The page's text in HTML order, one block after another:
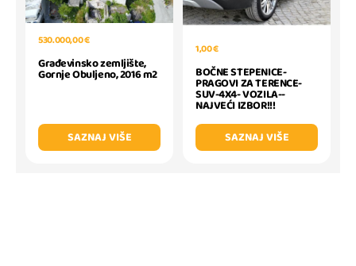
530.000,00 €
Građevinsko zemljište,
Gornje Obuljeno, 2016 m2
SAZNAJ VIŠE
1,00 €
BOČNE STEPENICE-
PRAGOVI ZA TERENCE-
SUV-4X4- VOZILA--
NAJVEĆI IZBOR!!!
SAZNAJ VIŠE